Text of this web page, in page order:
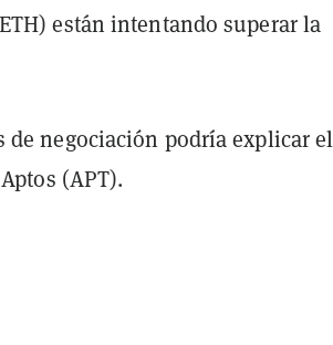
están intentando superar la
negociación podría explicar el
(APT).